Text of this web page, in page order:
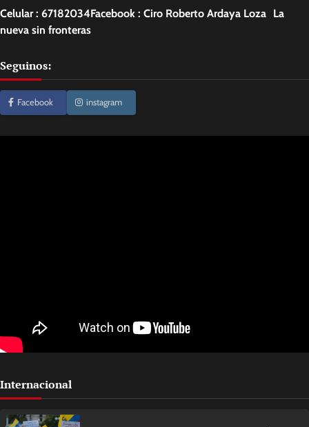
Celular : 67182034Facebook : Ciro Roberto Ardaya Loza La
nueva sin fronteras
Seguinos:
Facebook instagram
Internacional